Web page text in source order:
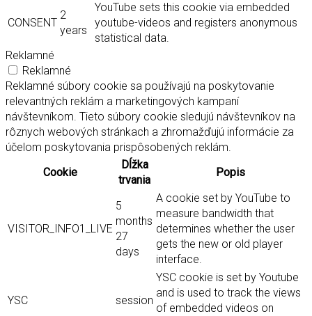
CONSENT
2
years
YouTube sets this cookie via embedded
youtube-videos and registers anonymous
statistical data.
Reklamné
Reklamné
Reklamné súbory cookie sa používajú na poskytovanie
relevantných reklám a marketingových kampaní
návštevníkom. Tieto súbory cookie sledujú návštevníkov na
rôznych webových stránkach a zhromažďujú informácie za
účelom poskytovania prispôsobených reklám.
Cookie
Dĺžka
trvania
Popis
VISITOR_INFO1_LIVE
5
months
27
days
A cookie set by YouTube to
measure bandwidth that
determines whether the user
gets the new or old player
interface.
YSC session
YSC cookie is set by Youtube
and is used to track the views
of embedded videos on